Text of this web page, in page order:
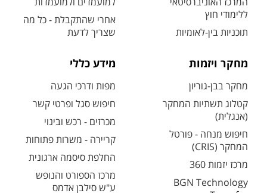
ללימודי חוץ
תוכניות בין-לאומיות
אחרי שהתקבלת - כל מה
שצריך לדעת
מחקר ויזמות
מחקר בבן-גוריון
קטלוג תשתיות המחקר
(אנגלית)
חיפוש מנחה - פורטל
המחקר (CRIS)
מרכז יזמות 360
BGN Technology
מידע כללי
מפות ודרכי הגעה
חיפוש סגל ופרטי קשר
מכרזים - רכש ובינוי
קריירה - משרות פתוחות
החלפת סיסמה ארגונית
מרכז הספורט והנופש
ע"ש סילבן אדמס